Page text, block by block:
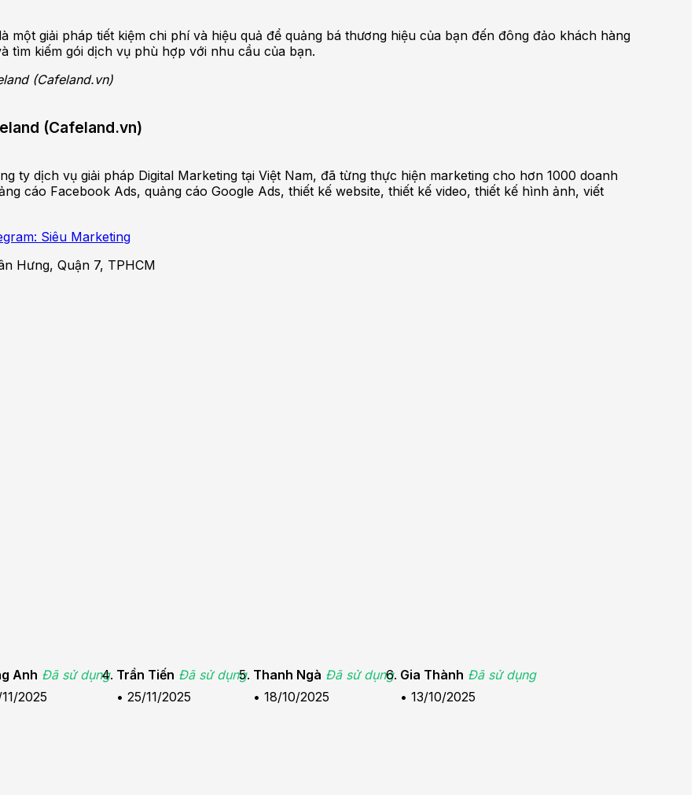
một giải pháp tiết kiệm chi phí và hiệu quả để quảng bá thương hiệu của bạn đến đông đảo khách hàng
tìm kiếm gói dịch vụ phù hợp với nhu cầu của bạn.
(Cafeland.vn)
(Cafeland.vn)
ty dịch vụ giải pháp Digital Marketing tại Việt Nam, đã từng thực hiện marketing cho hơn 1000 doanh
cáo Facebook Ads, quảng cáo Google Ads, thiết kế website, thiết kế video, thiết kế hình ảnh, viết
Siêu Marketing
Hưng, Quận 7, TPHCM
Anh Đã sử dụng
2025
Trần Tiến Đã sử dụng
• 25/11/2025
Thanh Ngà Đã sử dụng
• 18/10/2025
Gia Thành Đã sử dụng
• 13/10/2025